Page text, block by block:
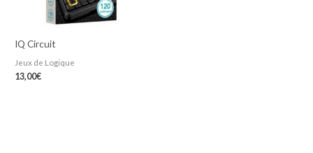
IQ Circuit
Jeux de Logique
13,00€